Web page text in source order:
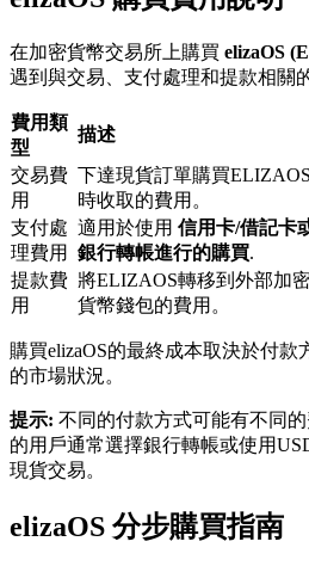
鎖倉BTR
輕鬆獲得多重福利
借貸寶
借貸數字貨幣，及時且安全的
在加密貨幣交易所上購買 elizaOS
遇到與交易、支付處理和提款相關
費用類
型
描述
交易費
用
下達現貨訂單購買ELIZAOS
時收取的費用。
支付處
理費用
適用於使用 信用卡/借記卡
銀行轉帳進行的購買.
提款費
用
將ELIZAOS轉移到外部加
貨幣錢包的費用。
購買elizaOS的最終成本取決於付
的市場狀況。
提示: 不同的付款方式可能有不同
的用戶通常選擇銀行轉帳或使用
現貨交易。
elizaOS 分步購買指南